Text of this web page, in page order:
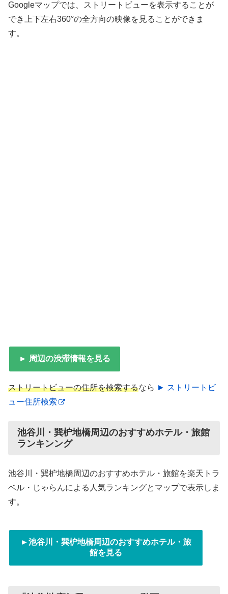
Googleマップでは、ストリートビューを表示することが
でき上下左右360°の全方向の映像を見ることができま
す。
► 周辺の渋滞情報を見る
ストリートビューの住所を検索するなら ► ストリートビ
ュー住所検索
池谷川・巽枦地橋周辺のおすすめホテル・旅館
ランキンング
池谷川・巽枦地橋周辺のおすすめホテル・旅館を楽天トラ
ベル・じゃらんによる人気ランキングとマップで表示しま
す。
►池谷川・巽枦地橋周辺のおすすめホテル・旅
館を見る